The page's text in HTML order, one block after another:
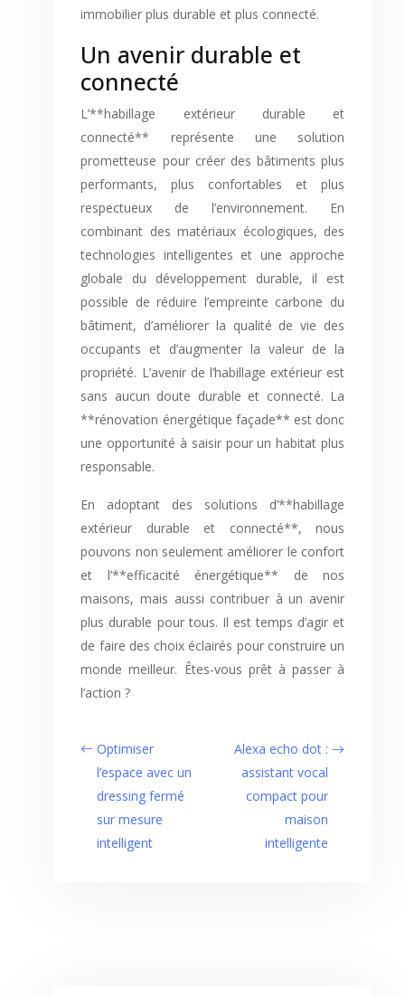
immobilier plus durable et plus connecté.
Un avenir durable et
connecté
L’**habillage extérieur durable et
connecté** représente une solution
prometteuse pour créer des bâtiments plus
performants, plus confortables et plus
respectueux de l’environnement. En
combinant des matériaux écologiques, des
technologies intelligentes et une approche
globale du développement durable, il est
possible de réduire l’empreinte carbone du
bâtiment, d’améliorer la qualité de vie des
occupants et d’augmenter la valeur de la
propriété. L’avenir de l’habillage extérieur est
sans aucun doute durable et connecté. La
**rénovation énergétique façade** est donc
une opportunité à saisir pour un habitat plus
responsable.
En adoptant des solutions d’**habillage
extérieur durable et connecté**, nous
pouvons non seulement améliorer le confort
et l’**efficacité énergétique** de nos
maisons, mais aussi contribuer à un avenir
plus durable pour tous. Il est temps d’agir et
de faire des choix éclairés pour construire un
monde meilleur. Êtes-vous prêt à passer à
l’action ?
Optimiser
l’espace avec un
dressing fermé
sur mesure
intelligent
Alexa echo dot :
assistant vocal
compact pour
maison
intelligente